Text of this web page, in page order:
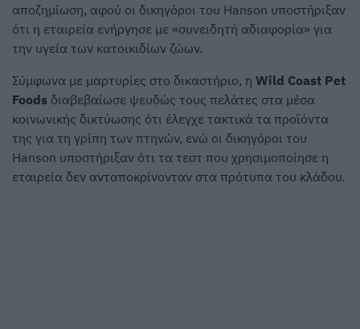
αποζημίωση, αφού οι δικηγόροι του Hanson υποστήριξαν
ότι η εταιρεία ενήργησε με «συνειδητή αδιαφορία» για
την υγεία των κατοικιδίων ζώων.
Σύμφωνα με μαρτυρίες στο δικαστήριο, η Wild Coast Pet
Foods διαβεβαίωσε ψευδώς τους πελάτες στα μέσα
κοινωνικής δικτύωσης ότι έλεγχε τακτικά τα προϊόντα
της για τη γρίπη των πτηνών, ενώ οι δικηγόροι του
Hanson υποστήριξαν ότι τα τεστ που χρησιμοποίησε η
εταιρεία δεν ανταποκρίνονταν στα πρότυπα του κλάδου.